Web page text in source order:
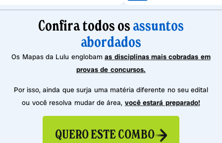
Confira todos os assuntos
abordados
Os Mapas da Lulu englobamas disciplinas mais cobradas em
provas de concursos.
Por isso, ainda que surja uma matéria diferente no seu edital
ou você resolva mudar de área, você estará preparado!
QUERO ESTE COMBO